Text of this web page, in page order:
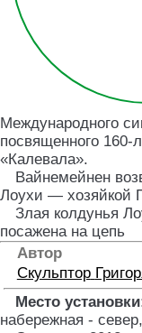
Международного
посвященного 160-
«Калевала».
Вайнемейнен
Лоухи — хозяйкой
Злая колдунья
посажена на цепь
Автор
Скульптор
Место
набережная -